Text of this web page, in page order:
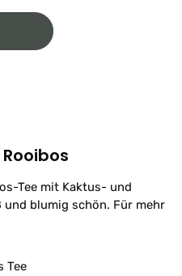
Tee mit Kaktus- und
blumig schön. Für mehr
Tee